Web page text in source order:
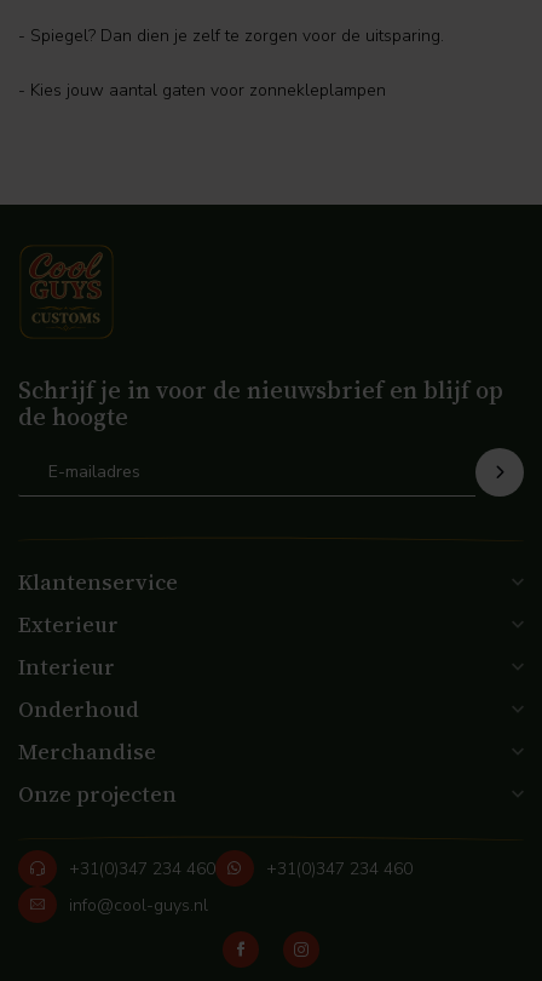
- Spiegel? Dan dien je zelf te zorgen voor de uitsparing.
- Kies jouw aantal gaten voor zonnekleplampen
Schrijf je in voor de nieuwsbrief en blijf op
de hoogte
Klantenservice
Exterieur
Interieur
Onderhoud
Merchandise
Onze projecten
+31(0)347 234 460
+31(0)347 234 460
info@cool-guys.nl